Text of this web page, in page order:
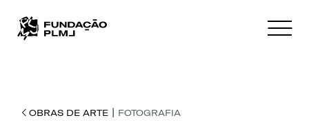
OBRAS DE ARTE| FOTOGRAFIA